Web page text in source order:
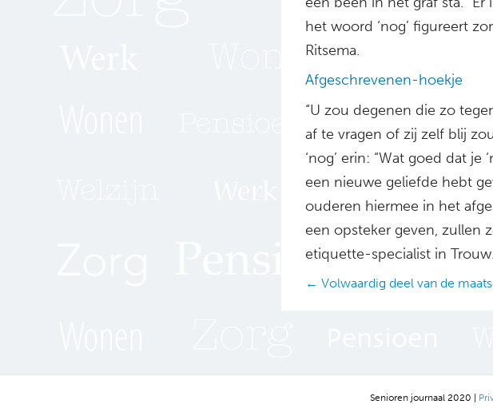
het woord ‘nog’ figureert
Ritsema.
Afgeschrevenen-hoekje
“U zou degenen die zo
af te vragen of zij zelf blij
‘nog’ erin: “Wat goed dat je
een nieuwe geliefde hebt
ouderen hiermee in het
een opsteker geven, zullen
etiquette-specialist in Trouw.
Posts
← Volwaardig deel van de
Senioren journaal 2020 |